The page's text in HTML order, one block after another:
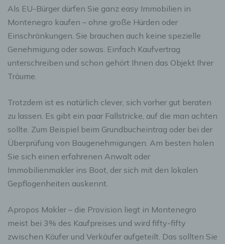
Als EU-Bürger dürfen Sie ganz easy Immobilien in
Montenegro kaufen – ohne große Hürden oder
Einschränkungen. Sie brauchen auch keine spezielle
Genehmigung oder sowas. Einfach Kaufvertrag
unterschreiben und schon gehört Ihnen das Objekt Ihrer
Träume.
Trotzdem ist es natürlich clever, sich vorher gut beraten
zu lassen. Es gibt ein paar Fallstricke, auf die man achten
sollte. Zum Beispiel beim Grundbucheintrag oder bei der
Überprüfung von Baugenehmigungen. Am besten holen
Sie sich einen erfahrenen Anwalt oder
Immobilienmakler ins Boot, der sich mit den lokalen
Gepflogenheiten auskennt.
Apropos Makler – die Provision liegt in Montenegro
meist bei 3% des Kaufpreises und wird fifty-fifty
zwischen Käufer und Verkäufer aufgeteilt. Das sollten Sie